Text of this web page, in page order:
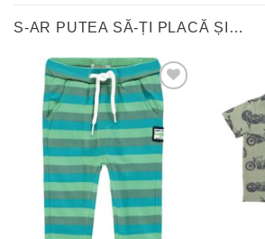
S-AR PUTEA SĂ-ȚI PLACĂ ȘI…
❤
Adauga
in
wishlist!